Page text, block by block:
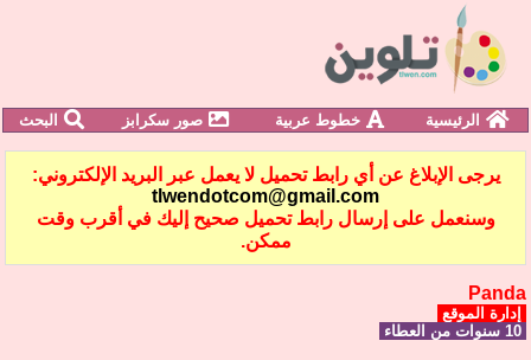
الرئيسية خطوط عربية صور سكرابز البحث
يرجى الإبلاغ عن أي رابط تحميل لا يعمل عبر البريد الإلكتروني:
tlwendotcom@gmail.com
وسنعمل على إرسال رابط تحميل صحيح إليك في أقرب وقت
ممكن.
Panda
إدارة الموقع